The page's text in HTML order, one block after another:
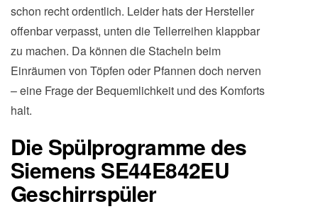
schon recht ordentlich. Leider hats der Hersteller
offenbar verpasst, unten die Tellerreihen klappbar
zu machen. Da können die Stacheln beim
Einräumen von Töpfen oder Pfannen doch nerven
– eine Frage der Bequemlichkeit und des Komforts
halt.
Die Spülprogramme des
Siemens SE44E842EU
Geschirrspüler